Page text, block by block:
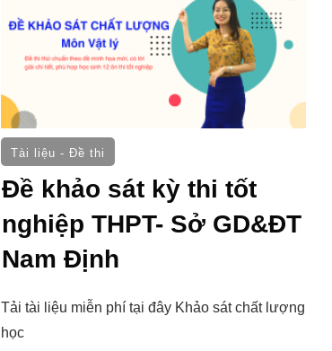
Tài liệu - Đề thi
Đề khảo sát kỳ thi tốt
nghiệp THPT- Sở GD&ĐT
Nam Định
Tải tài liệu miễn phí tại đây Khảo sát chất lượng
học